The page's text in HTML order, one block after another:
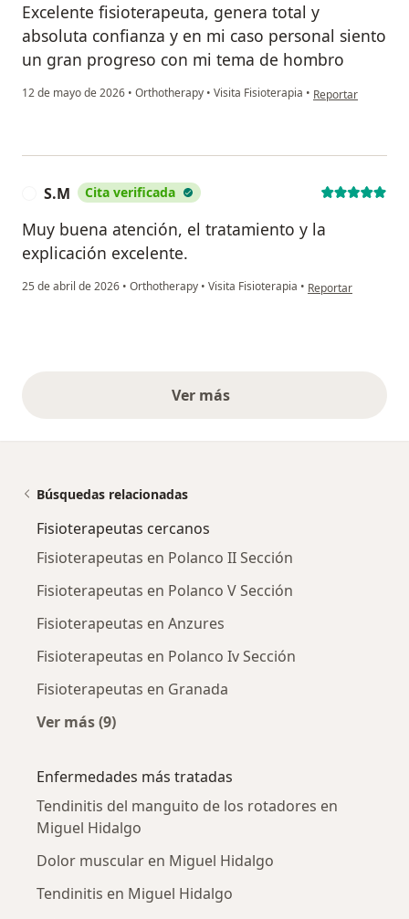
Excelente fisioterapeuta, genera total y
absoluta confianza y en mi caso personal siento
un gran progreso con mi tema de hombro
12 de mayo de 2026 • Orthotherapy • Visita Fisioterapia • en opinión del
Reportar
S.M Cita verificada
Muy buena atención, el tratamiento y la
explicación excelente.
25 de abril de 2026 • Orthotherapy • Visita Fisioterapia • en opinión del
Reportar
Ver másopiniones anteriores
Búsquedas relacionadas
Fisioterapeutas cercanos
Fisioterapeutas en Polanco II Sección
Fisioterapeutas en Polanco V Sección
Fisioterapeutas en Anzures
Fisioterapeutas en Polanco Iv Sección
Fisioterapeutas en Granada
Ver más (9)
Enfermedades más tratadas
Tendinitis del manguito de los rotadores en
Miguel Hidalgo
Dolor muscular en Miguel Hidalgo
Tendinitis en Miguel Hidalgo